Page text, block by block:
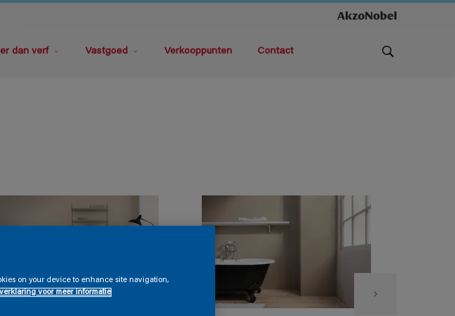
dan verf Vastgoed Verkooppunten Contact
on your device to enhance site navigation,
voor meer informatie